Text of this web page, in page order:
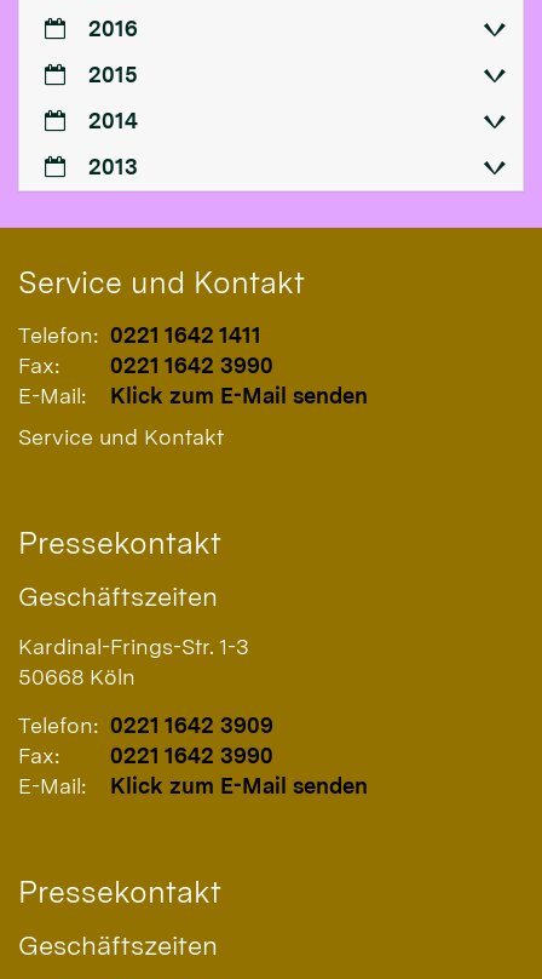
2016
2015
2014
2013
Service und Kontakt
Telefon: 0221 1642 1411
Fax:
0221 1642 3990
E-Mail:
Klick zum E-Mail senden
Service und Kontakt
Pressekontakt
Geschäftszeiten
Kardinal-Frings-Str. 1-3
50668 Köln
Telefon: 0221 1642 3909
Fax:
0221 1642 3990
E-Mail:
Klick zum E-Mail senden
Pressekontakt
Geschäftszeiten